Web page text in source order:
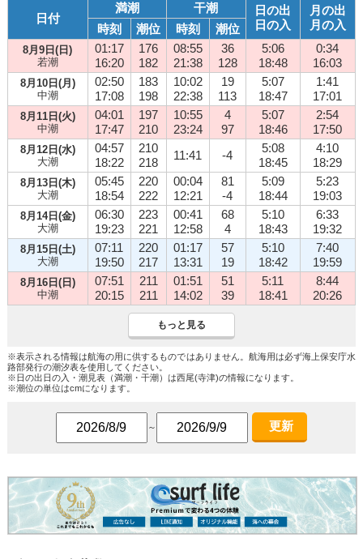
日付
満潮 干潮
日の出
日の入
月の出
月の入
時刻 潮位 時刻 潮位
8月9日(日)
若潮
01:17
16:20
176
182
08:55
21:38
36
128
5:06
18:48
0:34
16:03
8月10日(月)
中潮
02:50
17:08
183
198
10:02
22:38
19
113
5:07
18:47
1:41
17:01
8月11日(火)
中潮
04:01
17:47
197
210
10:55
23:24
4
97
5:07
18:46
2:54
17:50
8月12日(水)
大潮
04:57
18:22
210
218
11:41 -4
5:08
18:45
4:10
18:29
8月13日(木)
大潮
05:45
18:54
220
222
00:04
12:21
81
-4
5:09
18:44
5:23
19:03
8月14日(金)
大潮
06:30
19:23
223
221
00:41
12:58
68
4
5:10
18:43
6:33
19:32
8月15日(土)
大潮
07:11
19:50
220
217
01:17
13:31
57
19
5:10
18:42
7:40
19:59
8月16日(日)
中潮
07:51
20:15
211
211
01:51
14:02
51
39
5:11
18:41
8:44
20:26
もっと見る
※表示される情報は航海の用に供するものではありません。航海用は必ず海上保安庁水
路部発行の潮汐表を使用してください。
※日の出日の入・潮見表（満潮・干潮）は西尾(寺津)の情報になります。
※潮位の単位はcmになります。
～ 更新